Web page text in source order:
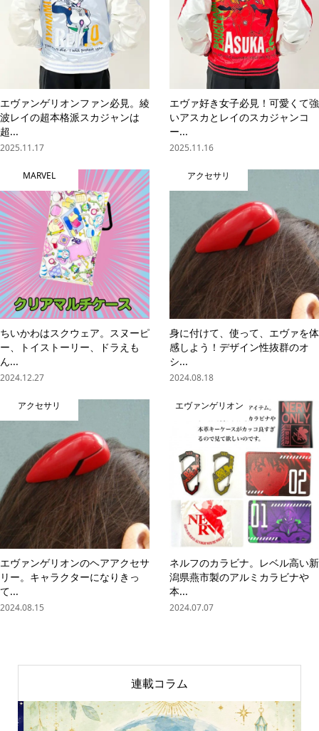
エヴァンゲリオンファン必見。綾
波レイの超本格派スカジャンは
超...
2025.11.17
エヴァ好き女子必見！可愛くて強
いアスカとレイのスカジャンコ
ー...
2025.11.16
MARVEL
ちいかわはスクウェア。スヌーピ
ー、トイストーリー、ドラえも
ん...
2024.12.27
アクセサリ
身に付けて、使って、エヴァを体
感しよう！デザイン性抜群のオ
シ...
2024.08.18
アクセサリ
エヴァンゲリオンのヘアアクセサ
リー。キャラクターになりきっ
て...
2024.08.15
エヴァンゲリオン
ネルフのカラビナ。レベル高い新
潟県燕市製のアルミカラビナや
本...
2024.07.07
連載コラム